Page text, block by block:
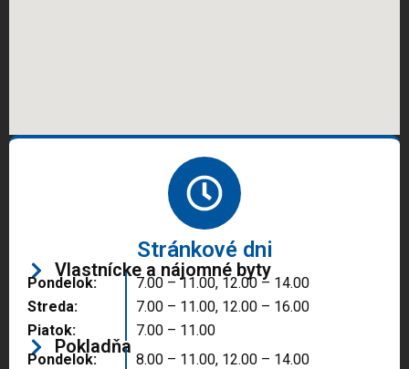
Stránkové dni
Vlastnícke a nájomné byty
Pondelok:
Streda:
Piatok:
7.00 – 11.00, 12.00 – 14.00
7.00 – 11.00, 12.00 – 16.00
7.00 – 11.00
Pokladňa
Pondelok:
8.00 – 11.00, 12.00 – 14.00